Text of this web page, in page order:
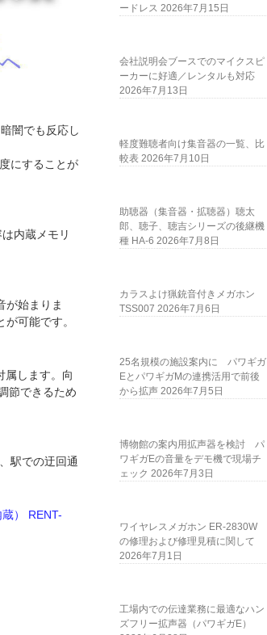
闇でも反応し
にすることが
内蔵メモリ
が始まりま
可能です。
属します。向
節できるため
駅での迂回通
） RENT-
ードレス 2026年7月15日
会社説明会ブースでのマイクスピ
ーカーに好適／レンタルも対応
2026年7月13日
軽度難聴者向け集音器の一覧、比
較表 2026年7月10日
助聴器（集音器・拡聴器）聴太
郎、聴子、聴吉シリーズの後継機
種 HA-6 2026年7月8日
カラスよけ猟銃音付きメガホン
TSS007 2026年7月6日
25名規模の施設案内に パワギガ
EとパワギガMの連携活用で前後
から拡声 2026年7月5日
博物館の案内用拡声器を検討 パ
ワギガEの音量をデモ機で現場チ
ェック 2026年7月3日
ワイヤレスメガホン ER-2830W
の修理および修理見積に関して
2026年7月1日
工場内での伝達業務に最適なハン
ズフリー拡声器（パワギガE）